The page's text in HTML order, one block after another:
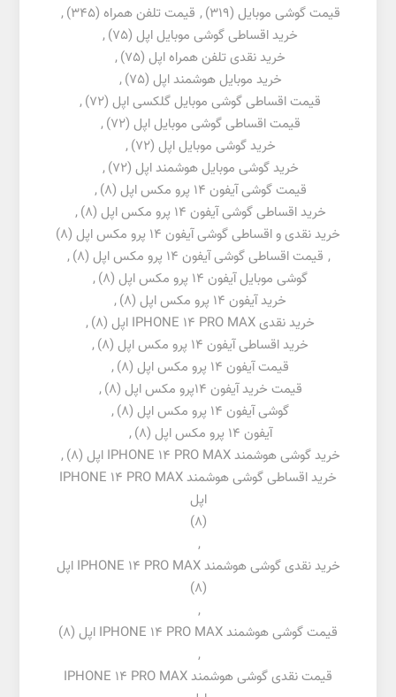
قیمت گوشی موبایل (319)
, قیمت تلفن همراه (345)
,
خرید اقساطی گوشی موبایل اپل (75)
,
خرید نقدی تلفن همراه اپل (75)
,
خرید موبایل هوشمند اپل (75)
,
قیمت اقساطی گوشی موبایل گلکسی اپل (72)
,
قیمت اقساطی گوشی موبایل اپل (72)
,
خرید گوشی موبایل اپل (72)
,
خرید گوشی موبایل هوشمند اپل (72)
,
قیمت گوشی آیفون 14 پرو مکس اپل
(8)
,
خرید اقساطی گوشی آیفون 14 پرو مکس اپل
(8)
,
خرید نقدی و اقساطی گوشی آیفون 14 پرو مکس اپل
(8)
, قیمت اقساطی گوشی آیفون 14 پرو مکس اپل (8)
,
گوشی موبایل آیفون 14 پرو مکس اپل
(8)
,
خرید آیفون 14 پرو مکس اپل
(8)
,
خرید نقدی IPHONE 14 PRO MAX اپل
(8)
,
خرید اقساطی آیفون 14 پرو مکس اپل
(8)
,
قیمت آیفون 14 پرو مکس اپل
(8)
,
قیمت خرید آیفون 14پرو مکس اپل
(8)
,
گوشی آیفون 14 پرو مکس اپل
(8)
,
آیفون 14 پرو مکس اپل
(8)
,
خرید گوشی هوشمند IPHONE 14 PRO MAX اپل
(8)
,
خرید اقساطی گوشی هوشمند IPHONE 14 PRO MAX
اپل
(8)
,
خرید نقدی گوشی هوشمند IPHONE 14 PRO MAX اپل
(8)
,
قیمت گوشی هوشمند IPHONE 14 PRO MAX اپل
(8)
,
قیمت نقدی گوشی هوشمند IPHONE 14 PRO MAX